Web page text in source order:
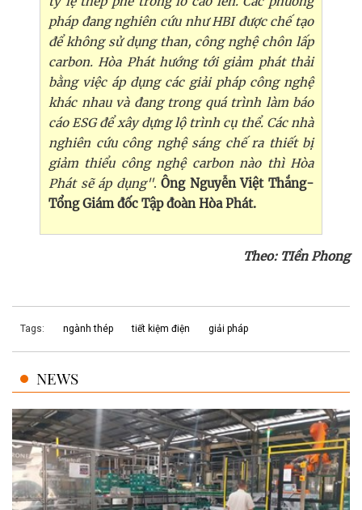
pháp đang nghiên cứu như HBI được chế tạo
để không sử dụng than, công nghệ chôn lấp
carbon. Hòa Phát hướng tới giảm phát thải
bằng việc áp dụng các giải pháp công nghệ
khác nhau và đang trong quá trình làm báo
cáo ESG để xây dựng lộ trình cụ thể. Các nhà
nghiên cứu công nghệ sáng chế ra thiết bị
giảm thiểu công nghệ carbon nào thì Hòa
Phát sẽ áp dụng".Ông Nguyễn Việt Thắng-
Tổng Giám đốc Tập đoàn Hòa Phát.
Theo: TIền Phong
Tags: ngành thép tiết kiệm điện giải pháp
NEWS